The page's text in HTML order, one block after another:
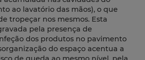
ao lavatório das mãos), o que
tropeçar nos mesmos. Esta
pela presença de
dos produtos no pavimento
do espaço acentua a